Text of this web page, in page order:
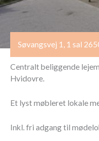
Søvangsvej 1, 1 sal
Centralt beliggende
Hvidovre.
Et lyst møbleret lokale
Inkl. fri adgang til